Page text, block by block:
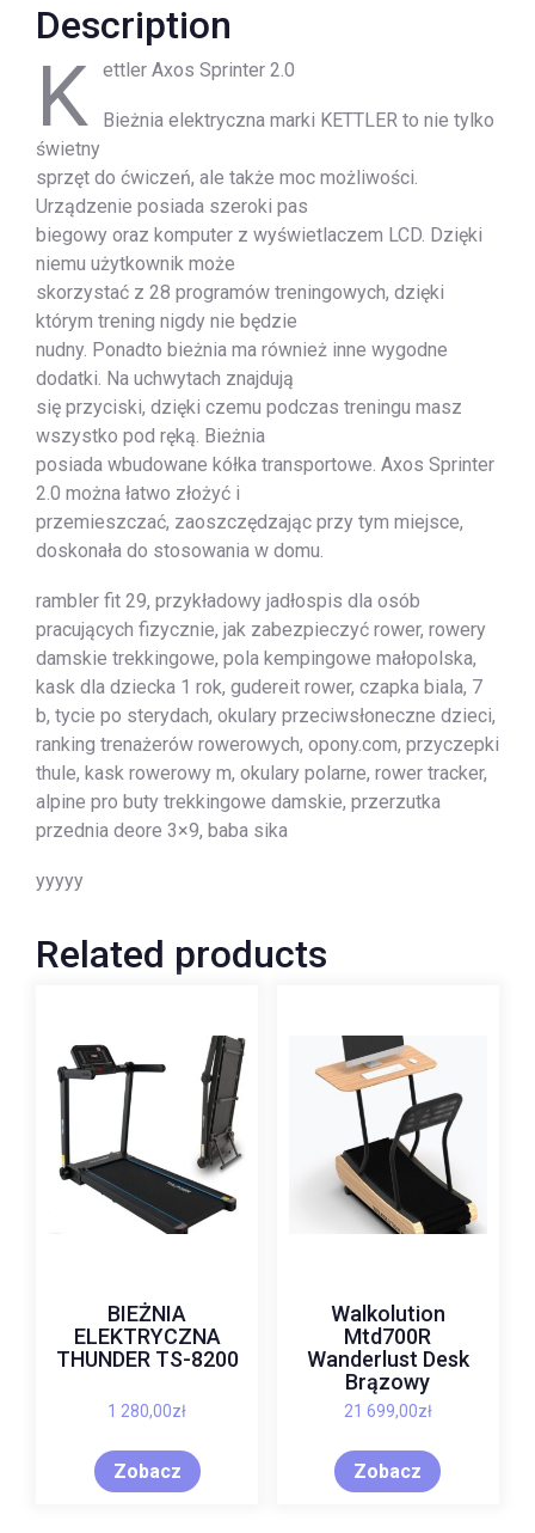
Description
K ettler Axos Sprinter 2.0
Bieżnia elektryczna marki KETTLER to nie tylko
świetny
sprzęt do ćwiczeń, ale także moc możliwości.
Urządzenie posiada szeroki pas
biegowy oraz komputer z wyświetlaczem LCD. Dzięki
niemu użytkownik może
skorzystać z 28 programów treningowych, dzięki
którym trening nigdy nie będzie
nudny. Ponadto bieżnia ma również inne wygodne
dodatki. Na uchwytach znajdują
się przyciski, dzięki czemu podczas treningu masz
wszystko pod ręką. Bieżnia
posiada wbudowane kółka transportowe. Axos Sprinter
2.0 można łatwo złożyć i
przemieszczać, zaoszczędzając przy tym miejsce,
doskonała do stosowania w domu.
rambler fit 29, przykładowy jadłospis dla osób
pracujących fizycznie, jak zabezpieczyć rower, rowery
damskie trekkingowe, pola kempingowe małopolska,
kask dla dziecka 1 rok, gudereit rower, czapka biala, 7
b, tycie po sterydach, okulary przeciwsłoneczne dzieci,
ranking trenażerów rowerowych, opony.com, przyczepki
thule, kask rowerowy m, okulary polarne, rower tracker,
alpine pro buty trekkingowe damskie, przerzutka
przednia deore 3×9, baba sika
yyyyy
Related products
BIEŻNIA
ELEKTRYCZNA
THUNDER TS-8200
1 280,00zł
Zobacz
Walkolution
Mtd700R
Wanderlust Desk
Brązowy
21 699,00zł
Zobacz